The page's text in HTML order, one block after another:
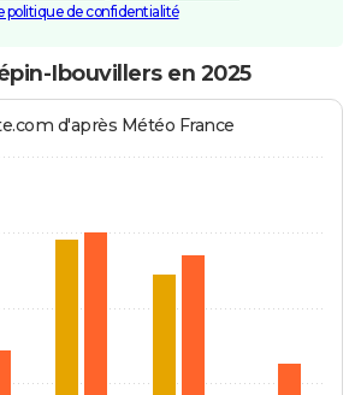
politique de confidentialité
Ibouvillers en 2025
d'après Météo France